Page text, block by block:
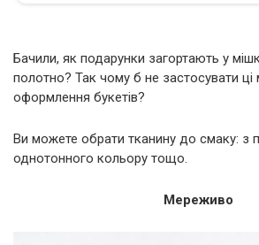
Бачили, як подарунки загортають у
полотно? Так чому б не застосувати ці
оформлення букетів?
Ви можете обрати тканину до смаку: з
однотонного кольору тощо.
Мереживо